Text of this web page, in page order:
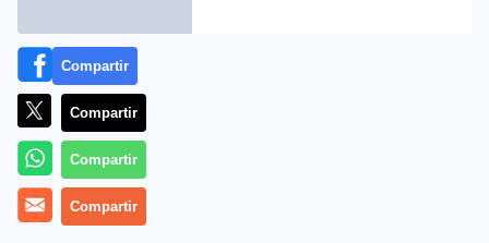
Más información
Compartir
Compartir
Compartir
Compartir